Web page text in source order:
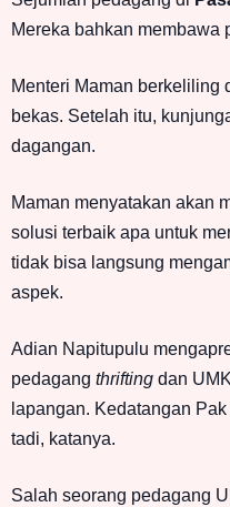
Mereka bahkan membawa
Menteri Maman berkeliling
bekas. Setelah itu,
dagangan.
Maman menyatakan akan
solusi terbaik apa untuk
tidak bisa langsung
aspek.
Adian Napitupulu
pedagang thrifting dan
lapangan. Kedatangan
tadi, katanya.
Salah seorang pedagang